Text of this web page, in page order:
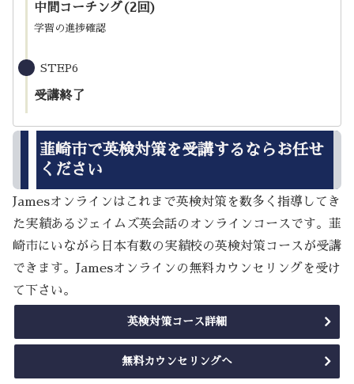
中間コーチング(2回)
学習の進捗確認
STEP6
受講終了
韮崎市で英検対策を受講するならお任せ
ください
Jamesオンラインはこれまで英検対策を数多く指導してき
た実績あるジェイムズ英会話のオンラインコースです。韮
崎市にいながら日本有数の実績校の英検対策コースが受講
できます。Jamesオンラインの無料カウンセリングを受け
て下さい。
英検対策コース詳細
無料カウンセリングへ